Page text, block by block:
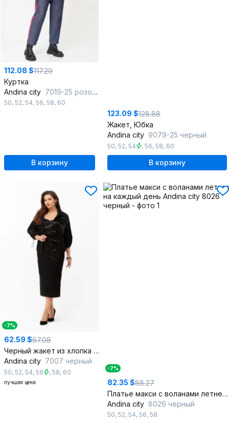
112.08 $117.29
Куртка
Andina city 7019-25 розовый
50, 52, 54, 56, 58, 60
В корзину
123.09 $128.88
Жакет, Юбка
Andina city 9079-25 черный
50, 52, 54 , 56, 58, 60
В корзину
-7%
62.59 $67.08
Черный жакет из хлопка с накладными карманами
Andina city 7007 черный
50, 52, 54, 56 , 58, 60
лучшая цена
-7%
82.35 $88.27
Платье макси с воланами летнее на каждый день
Andina city 8026 черный
50, 52, 54, 56, 58